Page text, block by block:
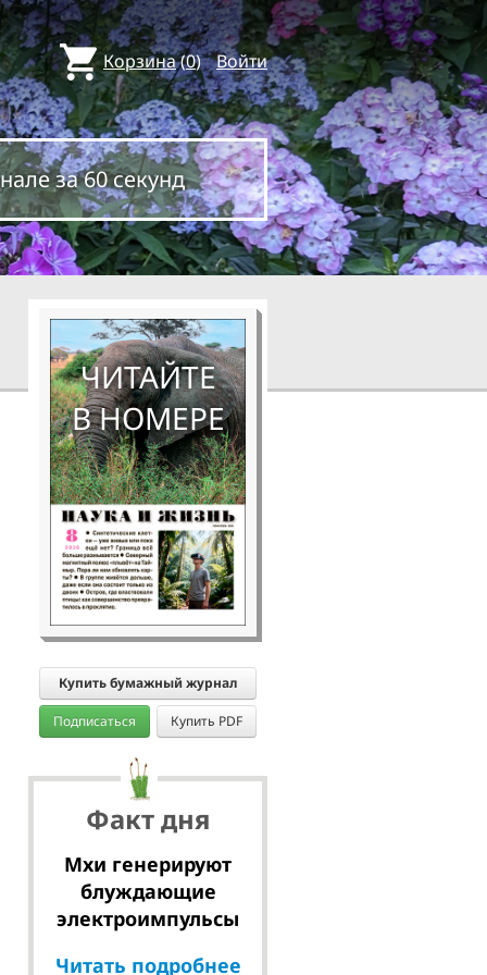
Корзина(0) Войти
за 60 секунд
ЧИТАЙТЕ
В НОМЕРЕ
Купить бумажный журнал
Подписаться Купить PDF
Факт дня
Мхи генерируют
блуждающие
электроимпульсы
Читать подробнее